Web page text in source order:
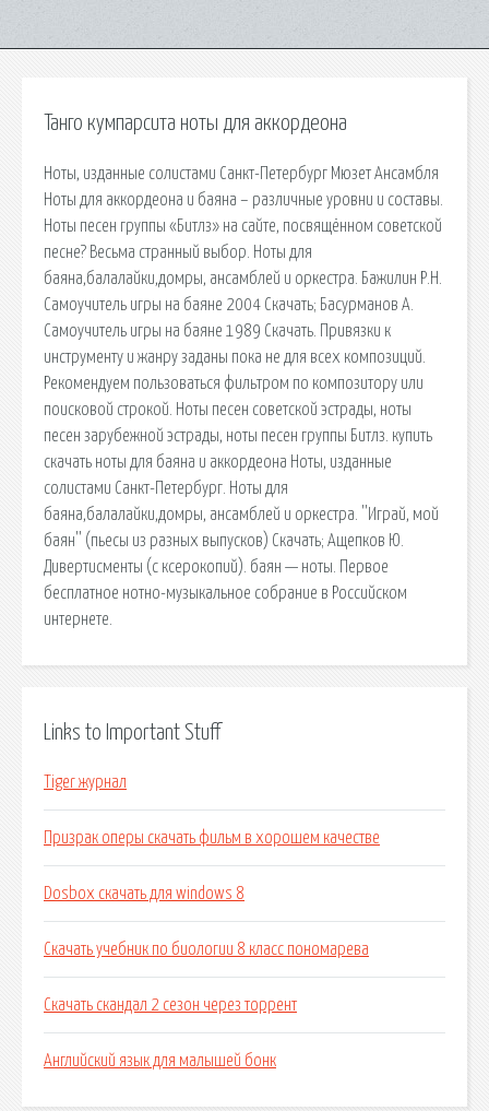
Танго кумпарсита ноты для аккордеона
Ноты, изданные солистами Санкт-Петербург Мюзет Ансамбля
Ноты для аккордеона и баяна – различные уровни и составы.
Ноты песен группы «Битлз» на сайте, посвящённом советской
песне? Весьма странный выбор. Ноты для
баяна,балалайки,домры, ансамблей и оркестра. Бажилин Р.Н.
Самоучитель игры на баяне 2004 Скачать; Басурманов А.
Самоучитель игры на баяне 1989 Скачать. Привязки к
инструменту и жанру заданы пока не для всех композиций.
Рекомендуем пользоваться фильтром по композитору или
поисковой строкой. Ноты песен советской эстрады, ноты
песен зарубежной эстрады, ноты песен группы Битлз. купить
скачать ноты для баяна и аккордеона Ноты, изданные
солистами Санкт-Петербург. Ноты для
баяна,балалайки,домры, ансамблей и оркестра. ''Играй, мой
баян'' (пьесы из разных выпусков) Скачать; Ащепков Ю.
Дивертисменты (c ксерокопий). баян — ноты. Первое
бесплатное нотно-музыкальное собрание в Российском
интернете.
Links to Important Stuff
Tiger журнал
Призрак оперы скачать фильм в хорошем качестве
Dosbox скачать для windows 8
Скачать учебник по биологии 8 класс пономарева
Скачать скандал 2 сезон через торрент
Английский язык для малышей бонк